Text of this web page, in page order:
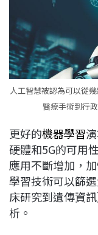
人工智慧被認為可以從
醫療手術到行
更好的機器學習
硬體和5G的可用
應用不斷增加，
學習技術可以篩
床研究到遺傳資
析。